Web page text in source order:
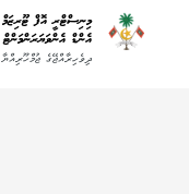
މިނިސްޓްރީ އޮފް ޓޫރިޒަމް
އެންޑް އެންވަޔަރަންމަންޓް
ދިވެހިރާއްޖޭގެ ޖުމްހޫރިއްޔާ